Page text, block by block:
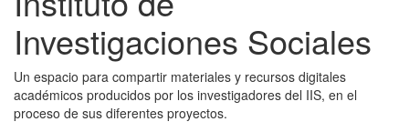
Investigaciones Sociales
Un espacio para compartir materiales y recursos digitales
académicos producidos por los investigadores del IIS, en el
proceso de sus diferentes proyectos.